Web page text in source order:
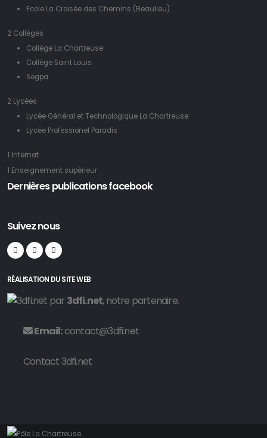
Ecole La Croisée des Chemins (Beaulieu)
2 Collèges
Collège La Chartreuse
Collège Saint Louis
Segpa
2 Lycées
Lycée Général et Technologique La Chartreuse
Lycée Professionel Paradis
1 Internat
1 Enseignement supérieur
Dernières publications facebook
Suivez nous
RÉALISATION DU SITE WEB
par 3dfi.net, notre partenaire.
Email:contact@3dfi.net
Contact 3dfi.net